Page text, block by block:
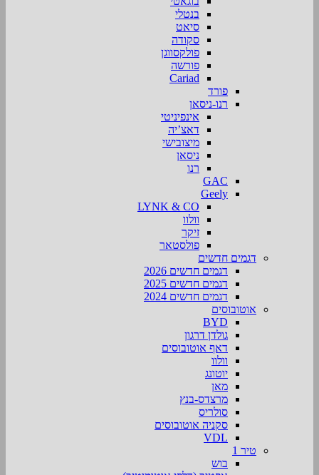
בנטלי
סיאט
סקודה
פולקסווגן
פורשה
Cariad
פורד
רנו-ניסאן
אינפיניטי
דאצ’יה
מיצובישי
ניסאן
רנו
GAC
Geely
LYNK & CO
וולוו
זיקר
פולסטאר
דגמים חדשים
דגמים חדשים 2026
דגמים חדשים 2025
דגמים חדשים 2024
אוטובוסים
BYD
גולדן דרגון
דאף אוטובוסים
וולוו
יוטונג
מאן
מרצדס-בנץ
סולריס
סקניה אוטובוסים
VDL
טיר 1
בוש